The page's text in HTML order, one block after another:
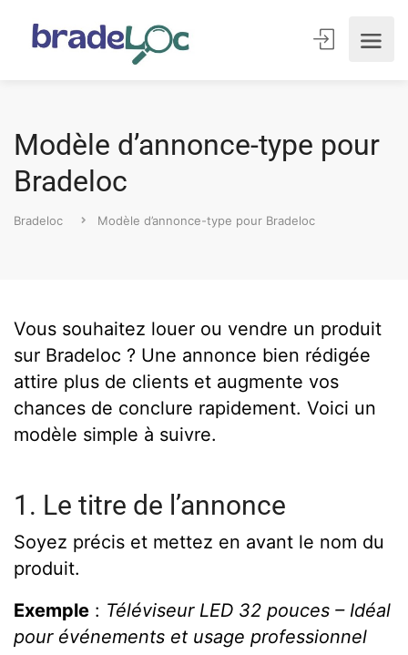
Modèle d’annonce-type pour
Bradeloc
Bradeloc Modèle d’annonce-type pour Bradeloc
Vous souhaitez louer ou vendre un produit
sur Bradeloc ? Une annonce bien rédigée
attire plus de clients et augmente vos
chances de conclure rapidement. Voici un
modèle simple à suivre.
1. Le titre de l’annonce
Soyez précis et mettez en avant le nom du
produit.
Exemple : Téléviseur LED 32 pouces – Idéal
pour événements et usage professionnel